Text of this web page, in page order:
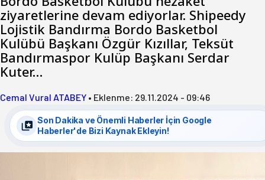
ziyaretlerine devam ediyorlar. Shipeedy
Lojistik Bandırma Bordo Basketbol
Kulübü Başkanı Özgür Kızıllar, Teksüt
Bandırmaspor Kulüp Başkanı Serdar
Kuter…
Cemal Vural ATABEY • Eklenme: 29.11.2024 - 09:46
Son Dakika ve Önemli Haberler İçin Google
Haberler'de Bizi Kaynak Ekleyin!